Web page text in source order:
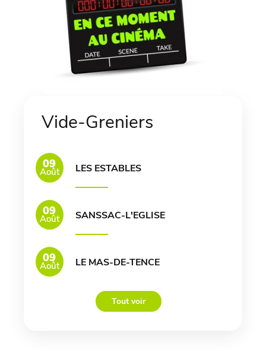
Vide-Greniers
09
Août LES ESTABLES
09
Août SANSSAC-L'EGLISE
09
Août LE MAS-DE-TENCE
Tout voir